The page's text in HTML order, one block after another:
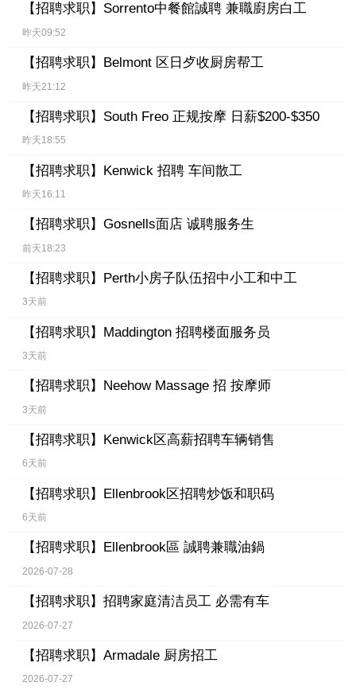
【招聘求职】 Sorrento中餐館誠聘 兼職廚房白工
昨天09:52
【招聘求职】 Belmont 区日歺收厨房帮工
昨天21:12
【招聘求职】 South Freo 正规按摩 日薪$200-$350
昨天18:55
【招聘求职】 Kenwick 招聘 车间散工
昨天16:11
【招聘求职】 Gosnells面店 诚聘服务生
前天18:23
【招聘求职】 Perth小房子队伍招中小工和中工
3天前
【招聘求职】 Maddington 招聘楼面服务员
3天前
【招聘求职】 Neehow Massage 招 按摩师
3天前
【招聘求职】 Kenwick区高薪招聘车辆销售
6天前
【招聘求职】 Ellenbrook区招聘炒饭和职码
6天前
【招聘求职】 Ellenbrook區 誠聘兼職油鍋
2026-07-28
【招聘求职】 招聘家庭清洁员工 必需有车
2026-07-27
【招聘求职】 Armadale 厨房招工
2026-07-27